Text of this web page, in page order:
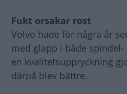
Fukt orsakar rost
Volvo hade för några år
med glapp i både
en kvalitetsuppryckning
därpå blev bättre.